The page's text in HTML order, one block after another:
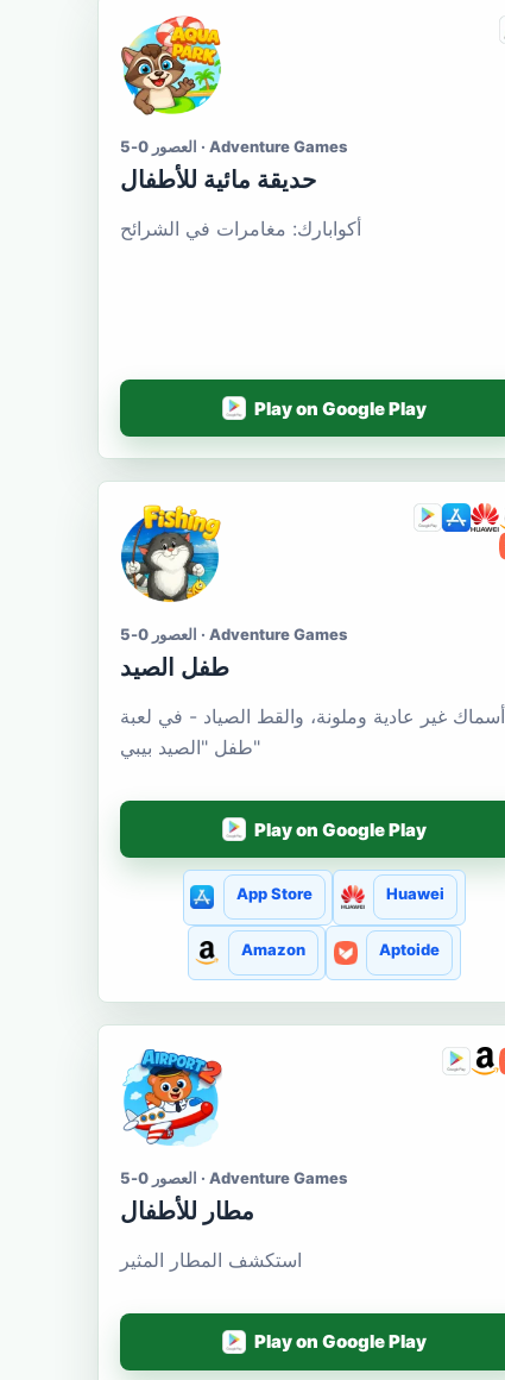
العصور 0-5 · Adventure Games
حديقة مائية للأطفال
أكوابارك: مغامرات في الشرائح
Play on Google Play
العصور 0-5 · Adventure Games
طفل الصيد
أسماك غير عادية وملونة، والقط الصياد - في لعبة
طفل "الصيد بيبي"
Play on Google Play
App Store Huawei
Amazon Aptoide
العصور 0-5 · Adventure Games
مطار للأطفال
استكشف المطار المثير
Play on Google Play